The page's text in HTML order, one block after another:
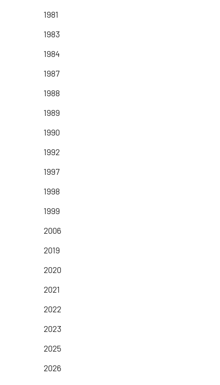
1981
1983
1984
1987
1988
1989
1990
1992
1997
1998
1999
2006
2019
2020
2021
2022
2023
2025
2026